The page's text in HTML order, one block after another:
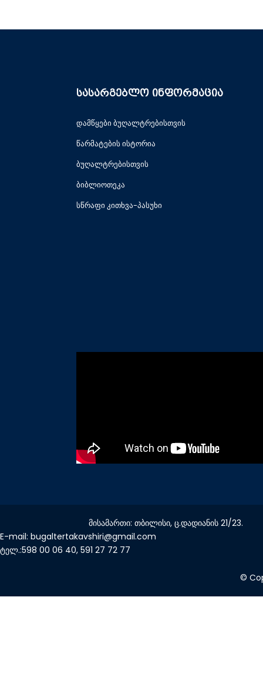
სასარგებლო ინფორმაცია
დამწყები ბუღალტრებისთვის
წარმატების ისტორია
ბუღალტრებისთვის
ბიბლიოთეკა
სწრაფი კითხვა-პასუხი
მისამართი: თბილისი, ც.დადიანის 21/23.
E-mail: bugaltertakavshiri@gmail.com
ტელ.:598 00 06 40, 591 27 72 77
©